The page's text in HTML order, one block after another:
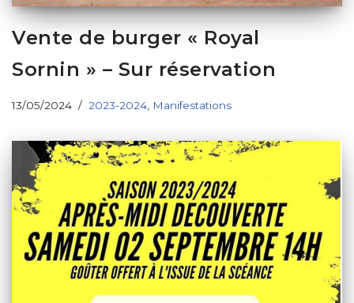
Vente de burger « Royal
Sornin » – Sur réservation
13/05/2024 2023-2024 Manifestations